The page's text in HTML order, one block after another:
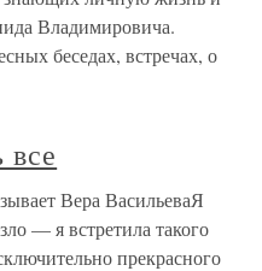
Владимировича.
беседах, встречах, о
Вера ВасильеваЯ
— я встретила такого
прекрасного